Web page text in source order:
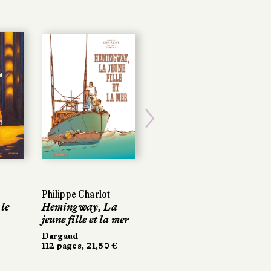
Philippe Charlot
Hemingway, La
jeune fille et la mer
Dargaud
112 pages, 21,50 €